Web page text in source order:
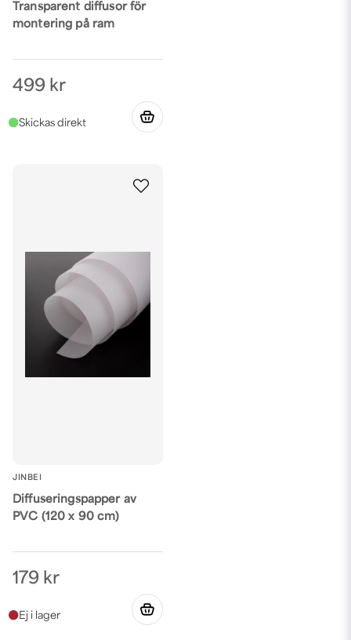
Transparent diffusor för
montering på ram
499 kr
JINBEI
Diffuseringspapper av
PVC (120 x 90 cm)
179 kr